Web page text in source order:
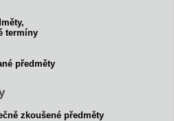
termíny
předměty
zkoušené předměty